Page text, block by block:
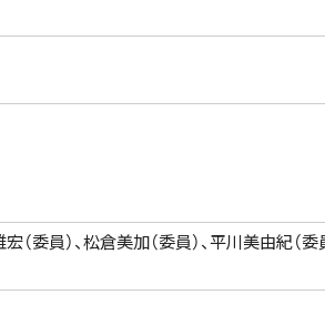
（委員）、松倉美加（委員）、平川美由紀（委